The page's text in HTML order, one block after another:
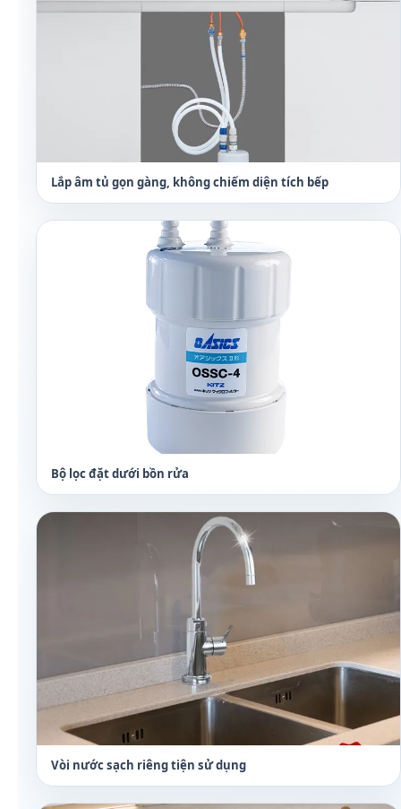
Lắp âm tủ gọn gàng, không chiếm diện tích bếp
Bộ lọc đặt dưới bồn rửa
Vòi nước sạch riêng tiện sử dụng